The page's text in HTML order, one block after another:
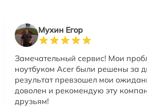
Мухин Егор
Замечательный сервис! Мои
ноутбуком Acer были решены за
результат превзошел мои
доволен и рекомендую эту
друзьям!